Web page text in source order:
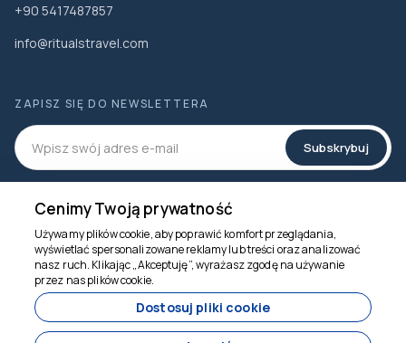
+90 5417487857
info@ritualstravel.com
ZAPISZ SIĘ DO NEWSLETTERA
Subskrybuj
MEDIA SPOŁECZNOŚCIOWE
Cenimy Twoją prywatność
Używamy plików cookie, aby poprawić komfort przeglądania,
wyświetlać spersonalizowane reklamy lub treści oraz analizować
nasz ruch. Klikając „Akceptuję”, wyrażasz zgodę na używanie
przez nas plików cookie.
Dostosuj pliki cookie
Jesteśmy tu, by
pomóc